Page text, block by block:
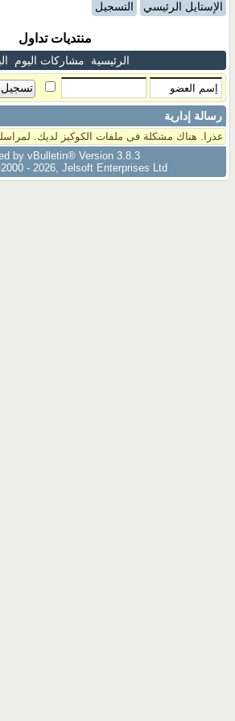
الإستايل الرئيسي التسجيل
منتديات تداول
الرئيسية مشاركات اليوم
رسالة إدارية
عذرا. هناك مشكلة فى ملفات الكوكيز لديك. لمراسلة
by vBulletin® Version 3.8.3
- 2026, Jelsoft Enterprises Ltd.